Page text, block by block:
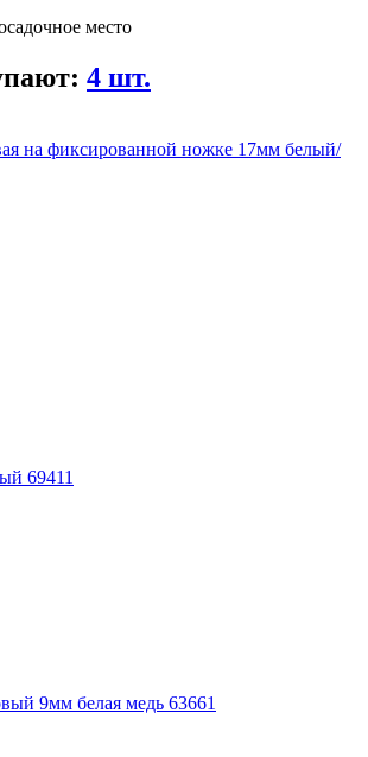
место
4 шт.
на фиксированной ножке 17мм белый/
69411
9мм белая медь 63661